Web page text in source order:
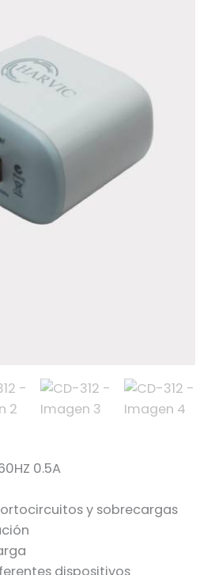
0.5A
y sobrecargas